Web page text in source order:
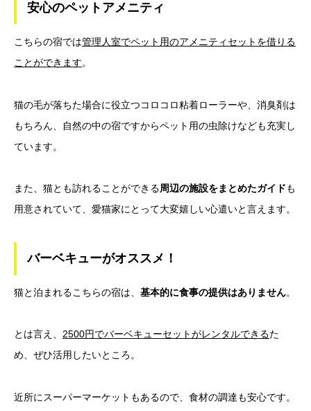
安心のペットアメニティ
こちらの宿では管理人室でペット用のアメニティセットを借りる
ことができます。
猫の毛が落ちた場合に役立つコロコロ粘着ローラーや、消臭剤は
もちろん、自然の中の宿ですからペット用の虫除けなども充実し
ています。
また、猫とも訪れることができる周辺の施設をまとめたガイドも
用意されていて、愛猫家にとって大変嬉しい心遣いと言えます。
バーベキューがオススメ！
猫と泊まれるこちらの宿は、 基本的に食事の提供はありません。
とは言え、 2500円でバーベキューセットがレンタルできるた
め、ぜひ活用したいところ。
近所にスーパーマーケットもあるので、食材の調達も安心です。